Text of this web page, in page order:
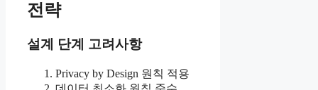
전략
설계 단계 고려사항
Privacy by Design 원칙 적용